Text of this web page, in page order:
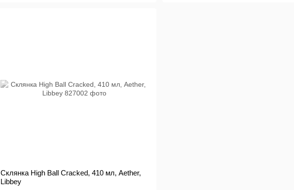
Склянка High Ball Cracked, 410 мл, Aether,
Libbey